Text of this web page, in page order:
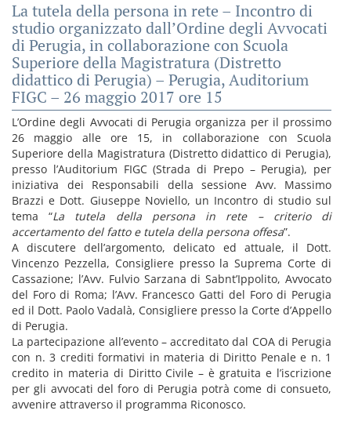
La tutela della persona in rete – Incontro di
studio organizzato dall’Ordine degli Avvocati
di Perugia, in collaborazione con Scuola
Superiore della Magistratura (Distretto
didattico di Perugia) – Perugia, Auditorium
FIGC – 26 maggio 2017 ore 15
L’Ordine degli Avvocati di Perugia organizza per il prossimo
26 maggio alle ore 15, in collaborazione con Scuola
Superiore della Magistratura (Distretto didattico di Perugia),
presso l’Auditorium FIGC (Strada di Prepo – Perugia), per
iniziativa dei Responsabili della sessione Avv. Massimo
Brazzi e Dott. Giuseppe Noviello, un Incontro di studio sul
tema “La tutela della persona in rete – criterio di
accertamento del fatto e tutela della persona offesa”.
A discutere dell’argomento, delicato ed attuale, il Dott.
Vincenzo Pezzella, Consigliere presso la Suprema Corte di
Cassazione; l’Avv. Fulvio Sarzana di Sabnt’Ippolito, Avvocato
del Foro di Roma; l’Avv. Francesco Gatti del Foro di Perugia
ed il Dott. Paolo Vadalà, Consigliere presso la Corte d’Appello
di Perugia.
La partecipazione all’evento – accreditato dal COA di Perugia
con n. 3 crediti formativi in materia di Diritto Penale e n. 1
credito in materia di Diritto Civile – è gratuita e l’iscrizione
per gli avvocati del foro di Perugia potrà come di consueto,
avvenire attraverso il programma Riconosco.